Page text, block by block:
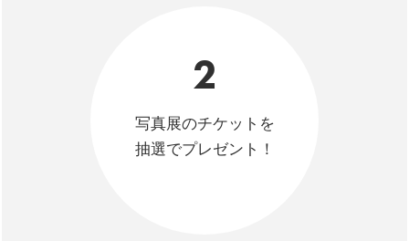
2
写真展のチケットを
抽選でプレゼント！